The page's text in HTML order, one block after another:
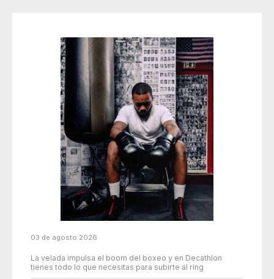
03 de agosto 2026
La velada impulsa el boom del boxeo y en Decathlon
tienes todo lo que necesitas para subirte al ring